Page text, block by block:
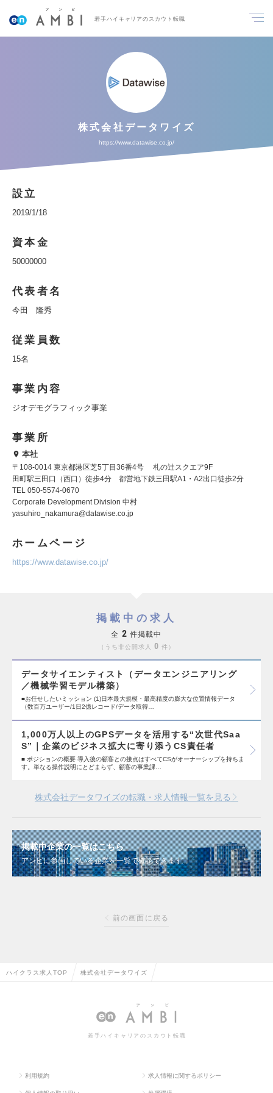
若手ハイキャリアのスカウト転職
株式会社データワイズ
https://www.datawise.co.jp/
設立
2019/1/18
資本金
50000000
代表者名
今田 隆秀
従業員数
15名
事業内容
ジオデモグラフィック事業
事業所
本社
〒108-0014 東京都港区芝5丁目36番4号 札の辻スクエア9F
田町駅三田口（西口）徒歩4分 都営地下鉄三田駅A1・A2出口徒歩2分
TEL 050-5574-0670
Corporate Development Division 中村
yasuhiro_nakamura@datawise.co.jp
ホームページ
https://www.datawise.co.jp/
掲載中の求人
全 2 件掲載中
うち非公開求人 0 件
データサイエンティスト（データエンジニアリング
／機械学習モデル構築）
■お任せしたいミッション (1)日本最大規模・最高精度の膨大な位置情報データ
（数百万ユーザー/1日2億レコード/データ取得…
1,000万人以上のGPSデータを活用する“次世代Saa
S”｜企業のビジネス拡大に寄り添うCS責任者
■ ポジションの概要 導入後の顧客との接点はすべてCSがオーナーシップを持ちま
す。単なる操作説明にとどまらず、顧客の事業課…
株式会社データワイズの転職・求人情報一覧を見る
掲載中企業の一覧はこちら
アンビに参画している企業を一覧で確認できます
前の画面に戻る
ハイクラス求人TOP 株式会社データワイズ
若手ハイキャリアのスカウト転職
利用規約 求人情報に関するポリシー